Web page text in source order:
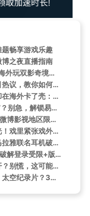
畅享游戏乐趣
之夜直播指南
双影奇境Steam峰值超25万，海外玩双影奇境线上联机进不去如何解决？
海外华人必看！《四喜》热播引热议，教你如何突破地区限制追剧无阻碍
刷到《声鸣远扬》新歌单，我却在海外卡了壳：那份想听却听不到的滋味，谁懂？
人在海外，网易云音乐变“灰色”？别急，解锁易烊千玺新专的终极攻略来了！
海外华人必看！3分钟教你解除微博影视地区限制，畅追《火神》原著有声书
肖战《谍报》剧组欢乐日常曝光！戏里紧张戏外欢笑，反差萌太戳心
海外华人追剧听歌不再愁！喜马拉雅联名耳机破解地域限制难题
海外华人听不了汽水音乐？3招破解登录受限+版权封锁，ATEEZ新专也能畅听
人在国外，汽水音乐突然打不开？别慌，这可能是你的网络在‘闹情绪’
海外华人看不了《神舟二十号》太空纪录片？3招教你破解地区限制，直击飞船重生现场！